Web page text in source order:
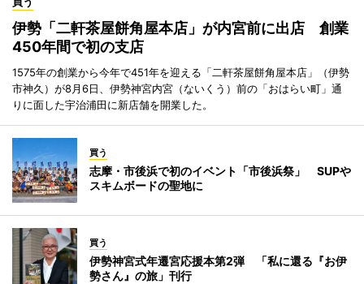
伊勢「二軒茶屋餅角屋本店」が内宮前に出店 創業
450年間で初の支店
1575年の創業から今年で451年を迎える「二軒茶屋餅角屋本店」（伊勢
市神久）が8月6日、伊勢神宮内宮（ないくう）前の「おはらい町」通
りに面した宇治浦田に新店舗を開業した。
買う
志摩・市後浜で初のイベント「市後浜祭」 SUPや
スキムボードの聖地に
買う
伊勢神宮式年遷宮応援本第2弾 「私に還る『お伊
勢さん』の旅」刊行